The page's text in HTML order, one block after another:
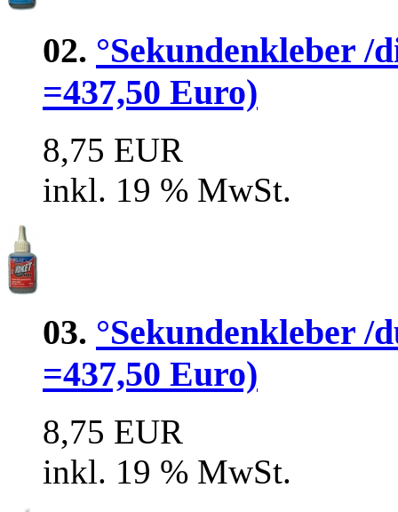
02. °Sekundenkleber /
=437,50 Euro)
8,75 EUR
inkl. 19 % MwSt.
03. °Sekundenkleber /
=437,50 Euro)
8,75 EUR
inkl. 19 % MwSt.